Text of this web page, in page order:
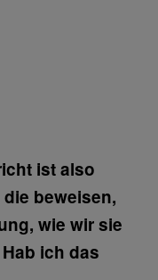
ist also
beweisen,
wie wir sie
ich das